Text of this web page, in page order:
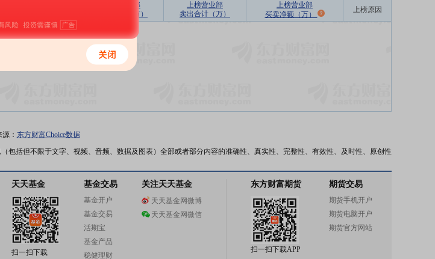
上榜营业部
买入合计（万）
上榜营业部
卖出合计（万）
上榜营业部
买卖净额（万）
上榜原因
： 东方财富Choice数据
括但不限于文字、视频、音频、数据及图表）全部或者部分内容的准确性、真实性、完整性、有效性、及时性、原创性